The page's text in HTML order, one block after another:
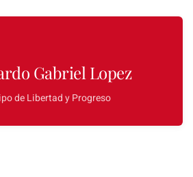
Gabriel Lopez
de Libertad y Progreso